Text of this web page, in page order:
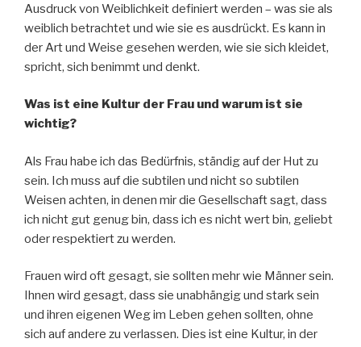
Ausdruck von Weiblichkeit definiert werden – was sie als
weiblich betrachtet und wie sie es ausdrückt. Es kann in
der Art und Weise gesehen werden, wie sie sich kleidet,
spricht, sich benimmt und denkt.
Was ist eine Kultur der Frau und warum ist sie
wichtig?
Als Frau habe ich das Bedürfnis, ständig auf der Hut zu
sein. Ich muss auf die subtilen und nicht so subtilen
Weisen achten, in denen mir die Gesellschaft sagt, dass
ich nicht gut genug bin, dass ich es nicht wert bin, geliebt
oder respektiert zu werden.
Frauen wird oft gesagt, sie sollten mehr wie Männer sein.
Ihnen wird gesagt, dass sie unabhängig und stark sein
und ihren eigenen Weg im Leben gehen sollten, ohne
sich auf andere zu verlassen. Dies ist eine Kultur, in der